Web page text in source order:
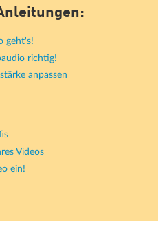
geht's!
richtig!
anpassen
Videos
ein!